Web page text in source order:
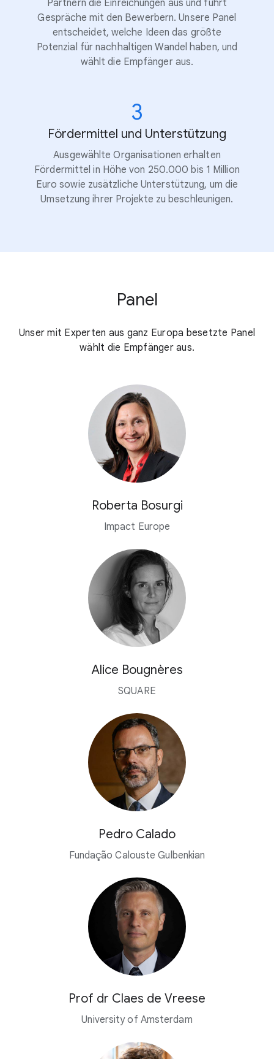
Partnern die Einreichungen aus und führt
Gespräche mit den Bewerbern. Unsere Panel
entscheidet, welche Ideen das größte
Potenzial für nachhaltigen Wandel haben, und
wählt die Empfänger aus.
3
Fördermittel und Unterstützung
Ausgewählte Organisationen erhalten
Fördermittel in Höhe von 250.000 bis 1 Million
Euro sowie zusätzliche Unterstützung, um die
Umsetzung ihrer Projekte zu beschleunigen.
Panel
Unser mit Experten aus ganz Europa besetzte Panel
wählt die Empfänger aus.
Roberta Bosurgi
Impact Europe
Alice Bougnères
SQUARE
Pedro Calado
Fundação Calouste Gulbenkian
Prof dr Claes de Vreese
University of Amsterdam